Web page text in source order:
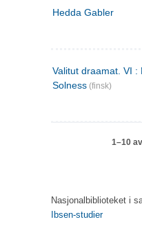
Hedda Gabler
Valitut draamat. VI
Solness (finsk)
1–10
Nasjonalbiblioteket i
Ibsen-studier